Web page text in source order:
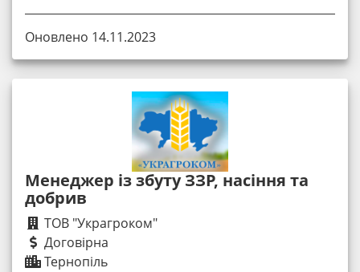
Оновлено 14.11.2023
Менеджер із збуту ЗЗР, насіння та
добрив
ТОВ "Украгроком"
Договірна
Тернопіль